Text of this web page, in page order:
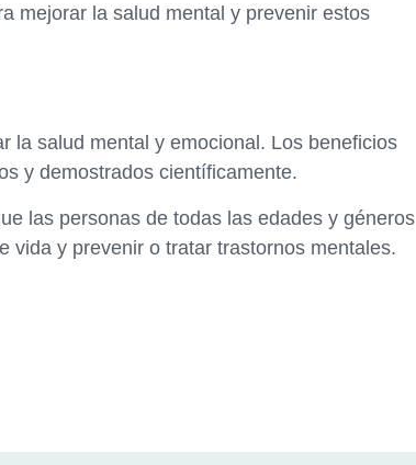
mejorar la salud mental y prevenir estos
la salud mental y emocional. Los beneficios
y demostrados científicamente.
las personas de todas las edades y géneros
vida y prevenir o tratar trastornos mentales.